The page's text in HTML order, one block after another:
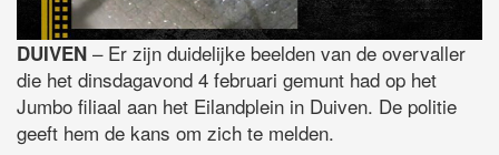
DUIVEN – Er zijn duidelijke beelden van de overvaller
die het dinsdagavond 4 februari gemunt had op het
Jumbo filiaal aan het Eilandplein in Duiven. De politie
geeft hem de kans om zich te melden.